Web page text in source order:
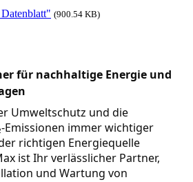
(900.54 KB)
für nachhaltige Energie und
Umweltschutz und die
Emissionen immer wichtiger
richtigen Energiequelle
ist Ihr verlässlicher Partner,
und Wartung von